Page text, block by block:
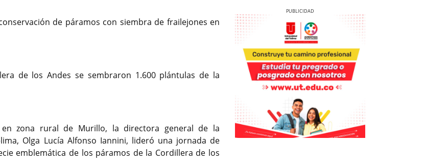
de páramos con siembra de frailejones en
de los Andes se sembraron 1.600 plántulas de la
zona rural de Murillo, la directora general de la
Olga Lucía Alfonso Iannini, lideró una jornada de
emblemática de los páramos de la Cordillera de los
Previous